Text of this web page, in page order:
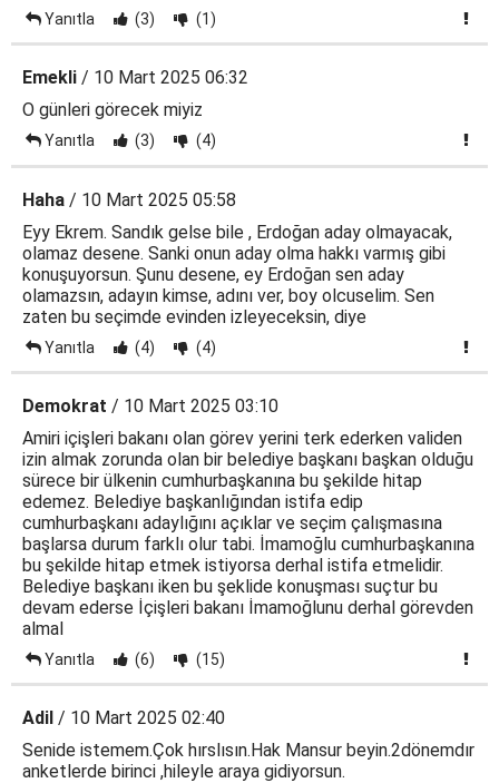
Yanıtla (3) (1)
Emekli / 10 Mart 2025 06:32
O günleri görecek miyiz
Yanıtla (3) (4)
Haha / 10 Mart 2025 05:58
Eyy Ekrem. Sandık gelse bile , Erdoğan aday olmayacak,
olamaz desene. Sanki onun aday olma hakkı varmış gibi
konuşuyorsun. Şunu desene, ey Erdoğan sen aday
olamazsın, adayın kimse, adını ver, boy olcuselim. Sen
zaten bu seçimde evinden izleyeceksin, diye
Yanıtla (4) (4)
Demokrat / 10 Mart 2025 03:10
Amiri içişleri bakanı olan görev yerini terk ederken validen
izin almak zorunda olan bir belediye başkanı başkan olduğu
sürece bir ülkenin cumhurbaşkanına bu şekilde hitap
edemez. Belediye başkanlığından istifa edip
cumhurbaşkanı adaylığını açıklar ve seçim çalışmasına
başlarsa durum farklı olur tabi. İmamoğlu cumhurbaşkanına
bu şekilde hitap etmek istiyorsa derhal istifa etmelidir.
Belediye başkanı iken bu şeklide konuşması suçtur bu
devam ederse İçişleri bakanı İmamoğlunu derhal görevden
almal
Yanıtla (6) (15)
Adil / 10 Mart 2025 02:40
Senide istemem.Çok hırslısın.Hak Mansur beyin.2dönemdır
anketlerde birinci ,hileyle araya gidiyorsun.